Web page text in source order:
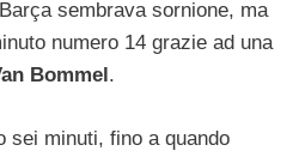
sembrava sornione, ma
numero 14 grazie ad una
Bommel .
sei minuti, fino a quando